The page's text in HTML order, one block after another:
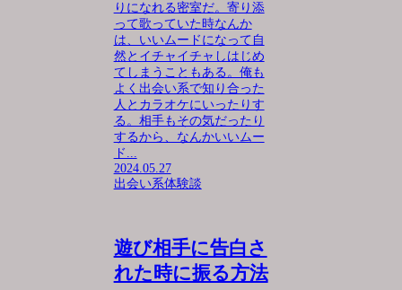
りになれる密室だ。寄り添
って歌っていた時なんか
は、いいムードになって自
然とイチャイチャしはじめ
てしまうこともある。俺も
よく出会い系で知り合った
人とカラオケにいったりす
る。相手もその気だったり
するから、なんかいいムー
ド...
2024.05.27
出会い系体験談
遊び相手に告白さ
れた時に振る方法